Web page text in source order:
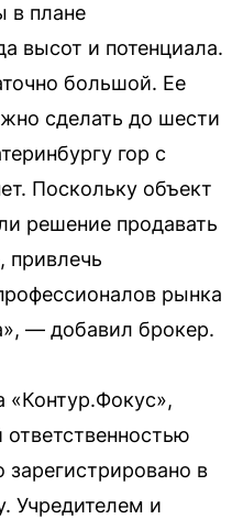
в плане
высот и потенциала.
большой. Ее
сделать до шести
гор с
Поскольку объект
решение продавать
привлечь
рынка
— добавил брокер.
«Контур.Фокус»,
в
Учредителем и